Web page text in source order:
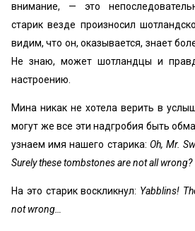
внимание, — это
старик везде произносил
видим, что он, оказывается, знает
Не знаю, может шотландцы и
настроению.
Мина никак не хотела верить в
могут же все эти надгробия быть
узнаем имя нашего старика: Oh, Mr.
Surely these tombstones are not all wrong?
На это старик воскликнул: Yabblins!
not wrong…